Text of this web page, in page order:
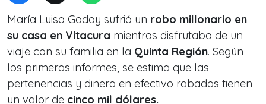
María Luisa Godoy sufrió un robo millonario en
su casa en Vitacura mientras disfrutaba de un
viaje con su familia en la Quinta Región. Según
los primeros informes, se estima que las
pertenencias y dinero en efectivo robados tienen
un valor de cinco mil dólares.